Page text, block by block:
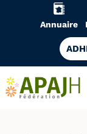
Annuaire